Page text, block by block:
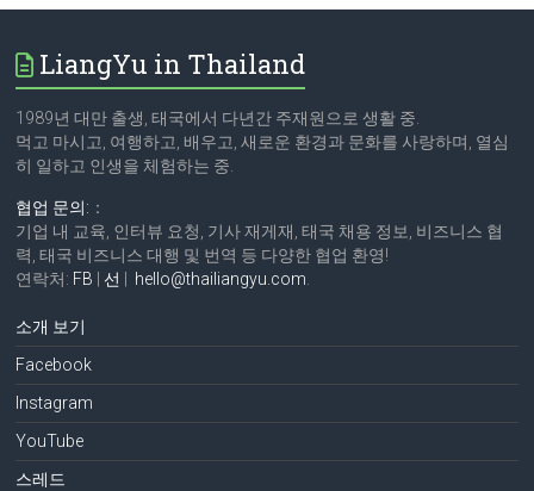
LiangYu in Thailand
1989년 대만 출생, 태국에서 다년간 주재원으로 생활 중.
먹고 마시고, 여행하고, 배우고, 새로운 환경과 문화를 사랑하며, 열심
히 일하고 인생을 체험하는 중.
협업 문의: ：
기업 내 교육, 인터뷰 요청, 기사 재게재, 태국 채용 정보, 비즈니스 협
력, 태국 비즈니스 대행 및 번역 등 다양한 협업 환영!
연락처: FB 선 hello@thailiangyu.com
소개 보기
Facebook
Instagram
YouTube
스레드